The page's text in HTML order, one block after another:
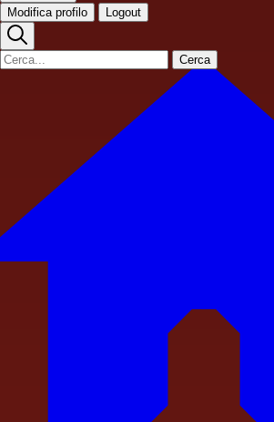
Modifica profilo Logout
Cerca